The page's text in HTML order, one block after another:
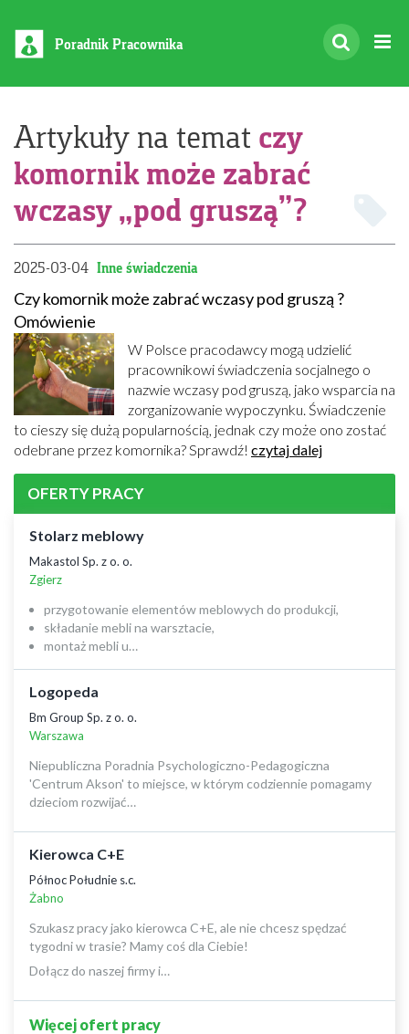
Poradnik Pracownika
Artykuły na temat czy
komornik może zabrać
wczasy „pod gruszą”?
2025-03-04 Inne świadczenia
Czy komornik może zabrać wczasy pod gruszą ?
Omówienie
W Polsce pracodawcy mogą udzielić
pracownikowi świadczenia socjalnego o
nazwie wczasy pod gruszą, jako wsparcia na
zorganizowanie wypoczynku. Świadczenie
to cieszy się dużą popularnością, jednak czy może ono zostać
odebrane przez komornika? Sprawdź! czytaj dalej
OFERTY PRACY
Stolarz meblowy
Makastol Sp. z o. o.
Zgierz
przygotowanie elementów meblowych do produkcji,
składanie mebli na warsztacie,
montaż mebli u…
Logopeda
Bm Group Sp. z o. o.
Warszawa
Niepubliczna Poradnia Psychologiczno-Pedagogiczna
'Centrum Akson' to miejsce, w którym codziennie pomagamy
dzieciom rozwijać…
Kierowca C+E
Północ Południe s.c.
Żabno
Szukasz pracy jako kierowca C+E, ale nie chcesz spędzać
tygodni w trasie? Mamy coś dla Ciebie!
Dołącz do naszej firmy i…
Więcej ofert pracy